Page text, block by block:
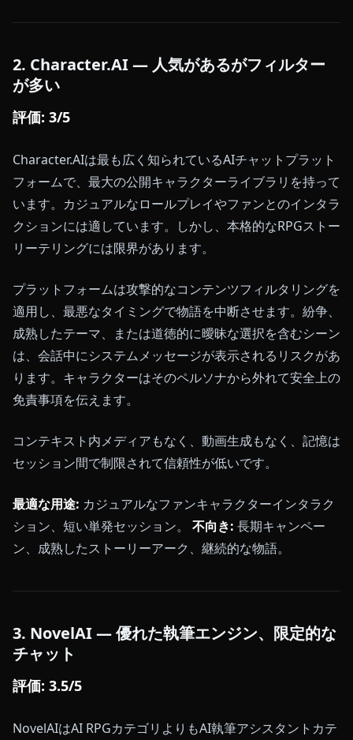
2. Character.AI — 人気があるがフィルター
が多い
評価: 3/5
Character.AIは最も広く知られているAIチャットプラット
フォームで、最大の公開キャラクターライブラリを持って
います。カジュアルなロールプレイやファンとのインタラ
クションには適しています。しかし、本格的なRPGストー
リーテリングには限界があります。
プラットフォームは攻撃的なコンテンツフィルタリングを
適用し、最悪なタイミングで物語を中断させます。紛争、
成熟したテーマ、または道徳的に曖昧な選択を含むシーン
は、会話中にシステムメッセージが表示されるリスクがあ
ります。キャラクターはそのペルソナから外れて安全上の
免責事項を伝えます。
コンテキスト内メディアもなく、動画生成もなく、記憶は
セッション間で制限されて信頼性が低いです。
最適な用途: カジュアルなファンキャラクターインタラク
ション、短い単発セッション。 不向き: 長期キャンペー
ン、成熟したストーリーアーク、継続的な物語。
3. NovelAI — 優れた執筆エンジン、限定的な
チャット
評価: 3.5/5
NovelAIはAI RPGカテゴリよりもAI執筆アシスタントカテ